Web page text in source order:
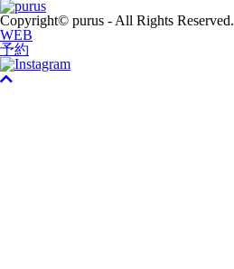
Copyright© purus - All Rights Reserved.
WEB
予約